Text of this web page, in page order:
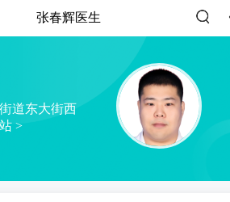
张春辉医生
道东大街西
>